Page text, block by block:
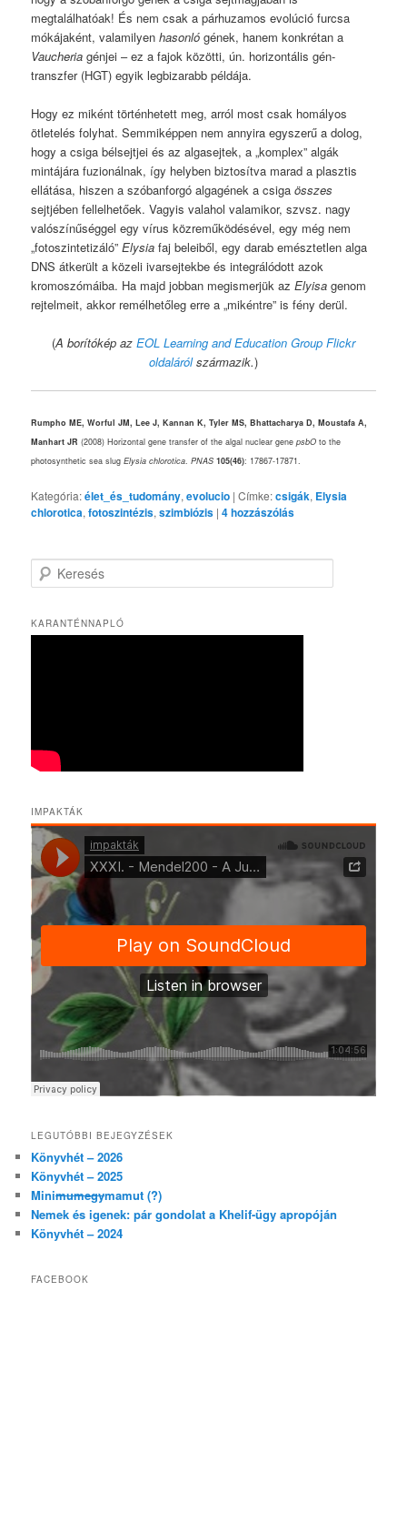
megtalálhatóak! És nem csak a párhuzamos evolúció furcsa
mókájaként, valamilyenhasonló gének, hanem konkrétan a
Vaucheria génjei – ez a fajok közötti, ún. horizontális gén-
transzfer (HGT) egyik legbizarabb példája.
Hogy ez miként történhetett meg, arról most csak homályos
ötletelés folyhat. Semmiképpen nem annyira egyszerű a dolog,
hogy a csiga bélsejtjei és az algasejtek, a „komplex” algák
mintájára fuzionálnak, így helyben biztosítva marad a plasztis
ellátása, hiszen a szóbanforgó algagének a csigaösszes
sejtjében fellelhetőek. Vagyis valahol valamikor, szvsz. nagy
valószínűséggel egy vírus közreműködésével, egy még nem
„fotoszintetizáló”Elysia faj beleiből, egy darab emésztetlen alga
DNS átkerült a közeli ivarsejtekbe és integrálódott azok
kromoszómáiba. Ha majd jobban megismerjük azElyisa genom
rejtelmeit, akkor remélhetőleg erre a „mikéntre” is fény derül.
(A borítókép az EOL Learning and Education Group Flickr
oldalárólszármazik.)
Rumpho ME, Worful JM, Lee J, Kannan K, Tyler MS, Bhattacharya D, Moustafa A,
Manhart JR (2008) Horizontal gene transfer of the algal nuclear genepsbO to the
photosynthetic sea slugElysia chlorotica.PNAS 105(46): 17867-17871.
Kategória:élet_és_tudomány,evolucio |Címke:csigák, Elysia
chlorotica,fotoszintézis,szimbiózis |4hozzászólás
e
e
s
KARANTÉNNAPLÓ
IMPAKTÁK
LEGUTÓBBI BEJEGYZÉSEK
Könyvhét – 2026
Könyvhét – 2025
Minimumegymamut (?)
Nemek és igenek: pár gondolat a Khelif-ügy apropóján
Könyvhét – 2024
FACEBOOK